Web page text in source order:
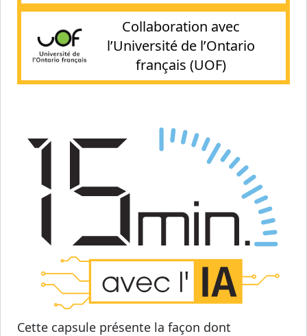
Collaboration avec
l’Université de l’Ontario
français (UOF)
Cette capsule présente la façon dont